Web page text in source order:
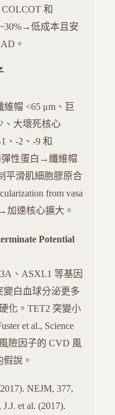
和
低成本且安
。
維帽 <65 μm、巨
、大壞死核心
1、-2、-9 和
彈性蛋白→纖維帽
平滑肌細胞膠原合
from vasa
加速核心擴大。
Potential
、ASXL1 等基因
白血球分泌更多
化。TET2 突變小
et al., Science
險因子的 CVD 風
說。
NEJM, 377,
et al. (2017).